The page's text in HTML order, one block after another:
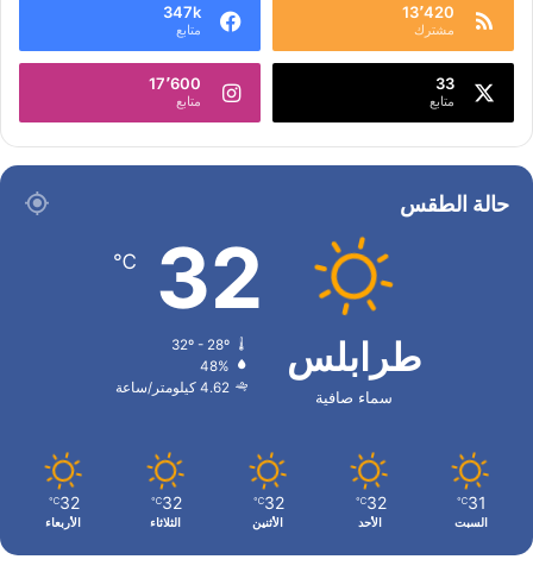
13٬420
مشترك
347k
متابع
33
متابع
17٬600
متابع
حالة الطقس
طرابلس
سماء صافية
32
℃
32º - 28º
48%
4.62 كيلومتر/ساعة
31
℃
السبت
32
℃
الأحد
32
℃
الأثنين
32
℃
الثلاثاء
32
℃
الأربعاء